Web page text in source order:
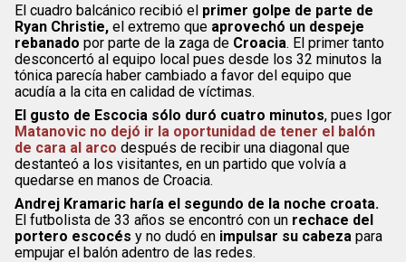
El cuadro balcánico recibió el primer golpe de parte de
Ryan Christie, el extremo que aprovechó un despeje
rebanado por parte de la zaga de Croacia. El primer tanto
desconcertó al equipo local pues desde los 32 minutos la
tónica parecía haber cambiado a favor del equipo que
acudía a la cita en calidad de víctimas.
El gusto de Escocia sólo duró cuatro minutos, pues Igor
Matanovic no dejó ir la oportunidad de tener el balón
de cara al arco después de recibir una diagonal que
destanteó a los visitantes, en un partido que volvía a
quedarse en manos de Croacia.
Andrej Kramaric haría el segundo de la noche croata.
El futbolista de 33 años se encontró con un rechace del
portero escocés y no dudó en impulsar su cabeza para
empujar el balón adentro de las redes.